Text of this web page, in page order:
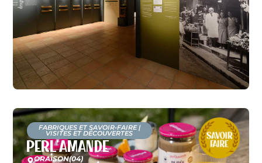
FABRIQUES ET SAVOIR-FAIRE|
VISITES ET DÉCOUVERTES
Perl’Amande
ORAISON(04)